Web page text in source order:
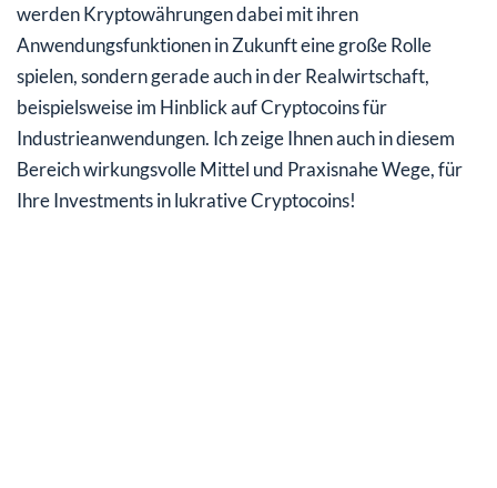
werden Kryptowährungen dabei mit ihren
Anwendungsfunktionen in Zukunft eine große Rolle
spielen, sondern gerade auch in der Realwirtschaft,
beispielsweise im Hinblick auf Cryptocoins für
Industrieanwendungen. Ich zeige Ihnen auch in diesem
Bereich wirkungsvolle Mittel und Praxisnahe Wege, für
Ihre Investments in lukrative Cryptocoins!